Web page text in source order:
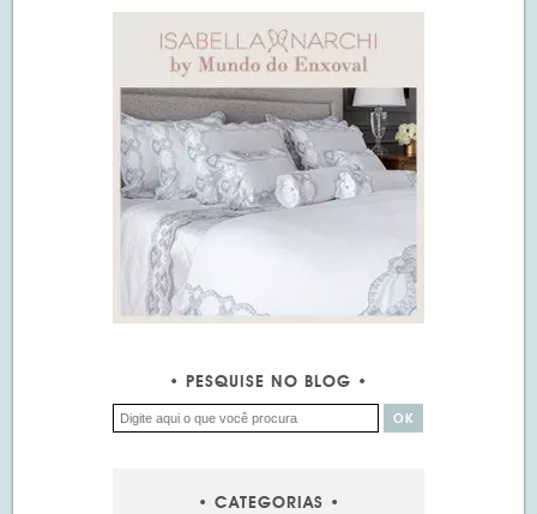
PESQUISE NO BLOG
CATEGORIAS